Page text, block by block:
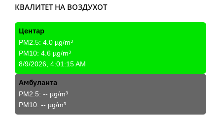
КВАЛИТЕТ НА ВОЗДУХОТ
Центар
PM2.5: 4.0 µg/m³
PM10: 4.6 µg/m³
8/9/2026, 4:01:15 AM
Амбуланта
PM2.5: -- µg/m³
PM10: -- µg/m³